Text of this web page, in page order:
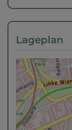
Lageplan